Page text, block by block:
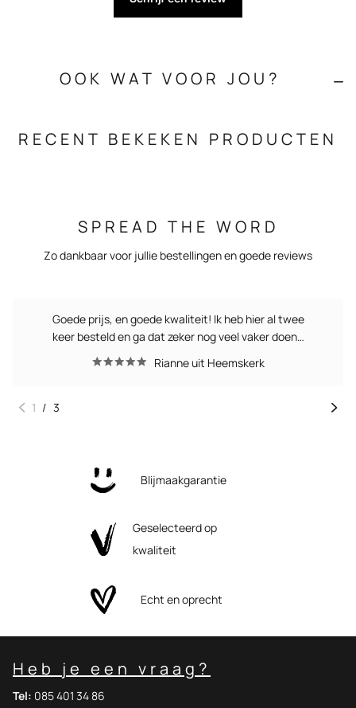
OOK WAT VOOR JOU?
RECENT BEKEKEN PRODUCTEN
SPREAD THE WORD
Zo dankbaar voor jullie bestellingen en goede reviews
Goede prijs, en goede kwaliteit! Ik heb hier al twee
keer besteld en ga dat zeker nog veel vaker doen…
Rianne uit Heemskerk
1 / 3
Blijmaakgarantie
Geselecteerd op
kwaliteit
Echt en oprecht
Heb je een vraag?
Tel: 085 401 34 86